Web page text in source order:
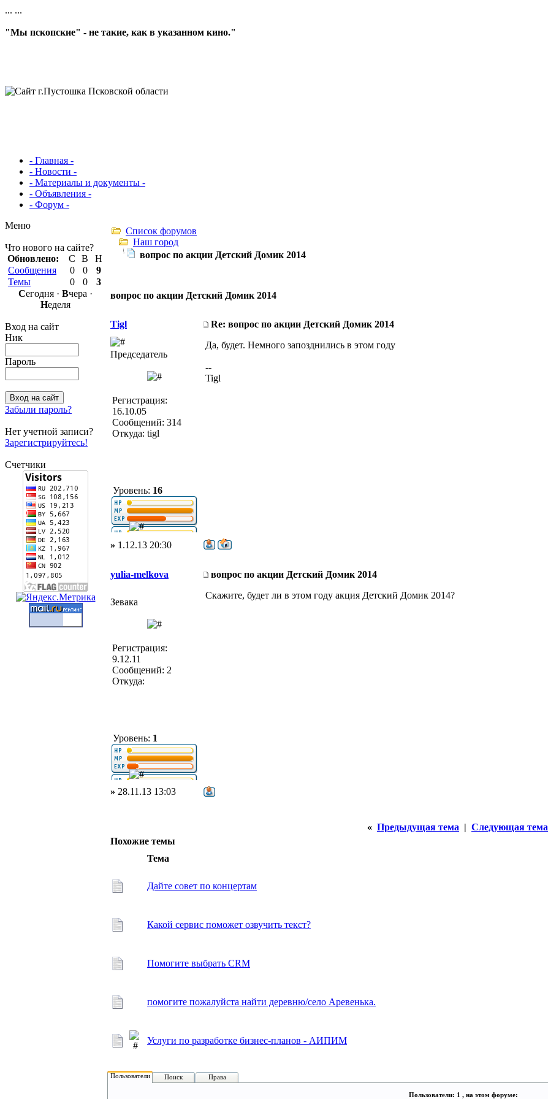
... ...
"Мы пскопские" - не такие, как в указанном кино."
- Главная -
- Новости -
- Материалы и документы -
- Объявления -
- Форум -
Меню
Что нового на сайте?
Обновлено:
С В
Н
Сообщения
0 0
9
Темы
0 0
3
Сегодня · Вчера ·
Неделя
Вход на сайт
Ник
Пароль
Забыли пароль?
Нет учетной записи?
Зарегистрируйтесь!
Счетчики
Список форумов
Наш город
вопрос по акции Детский Домик 2014
вопрос по акции Детский Домик 2014
Tigl Re: вопрос по акции Детский Домик 2014
Председатель
Регистрация:
16.10.05
Сообщений: 314
Откуда: tigl
Уровень: 16
Да, будет. Немного запозднились в этом году
--
Tigl
» 1.12.13 20:30
yulia-melkova вопрос по акции Детский Домик 2014
Зевака
Регистрация:
9.12.11
Сообщений: 2
Откуда:
Уровень: 1
Скажите, будет ли в этом году акция Детский Домик 2014?
» 28.11.13 13:03
« Предыдущая тема | Следующая тема
Похожие темы
Тема
Дайте совет по концертам
Какой сервис поможет озвучить текст?
Помогите выбрать CRM
помогите пожалуйста найти деревню/село Аревенька.
Услуги по разработке бизнес-планов - АИПИМ
Пользователи Поиск Права
Пользователи: 1 , на этом форуме: